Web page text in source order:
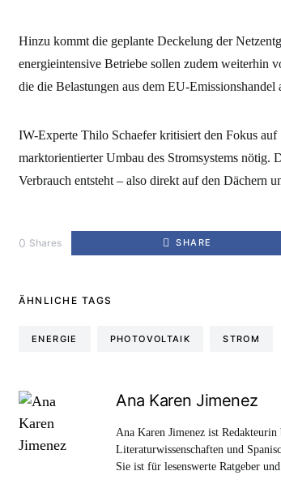
Hinzu kommt die geplante Deckelung der
energieintensive Betriebe sollen zudem weiterhin
die die Belastungen aus dem EU-
IW-Experte Thilo Schaefer kritisiert den Fokus
marktorientierter Umbau des Stromsystems nötig.
Verbrauch entsteht – also direkt auf den Dächern
0 Shares SHARE
ÄHNLICHE TAGS
ENERGIE PHOTOVOLTAIK STROM
Ana Karen Jimenez
Ana Karen Jimenez ist
Literaturwissenschaften und
Sie ist für lesenswerte Ratgeber